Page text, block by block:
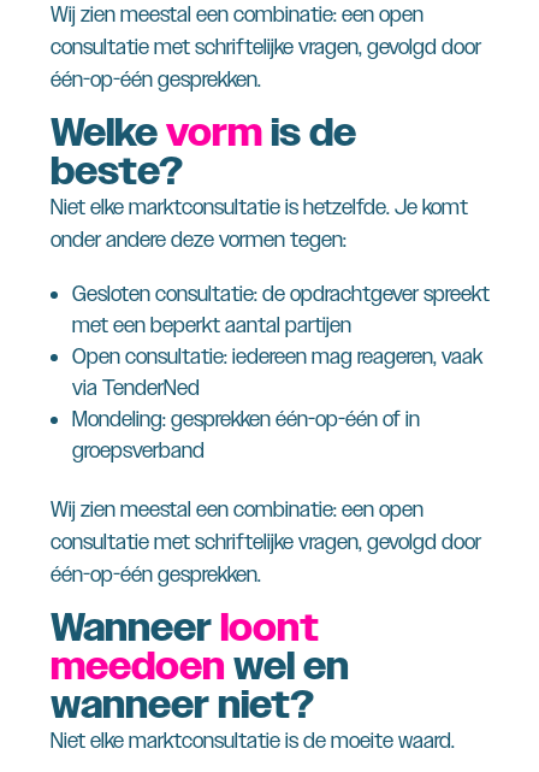
Wij zien meestal een combinatie: een open
consultatie met schriftelijke vragen, gevolgd door
één-op-één gesprekken.
Welkevormis de
beste?
Niet elke marktconsultatie is hetzelfde. Je komt
onder andere deze vormen tegen:
Gesloten consultatie: de opdrachtgever spreekt
met een beperkt aantal partijen
Open consultatie: iedereen mag reageren, vaak
via TenderNed
Mondeling: gesprekken één-op-één of in
groepsverband
Wij zien meestal een combinatie: een open
consultatie met schriftelijke vragen, gevolgd door
één-op-één gesprekken.
Wanneerloont
meedoenwel en
wanneer niet?
Niet elke marktconsultatie is de moeite waard.